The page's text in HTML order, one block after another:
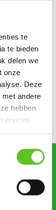
te
te bieden
delen we
onze
Deze
andere
hebben
tips voor
zoeken